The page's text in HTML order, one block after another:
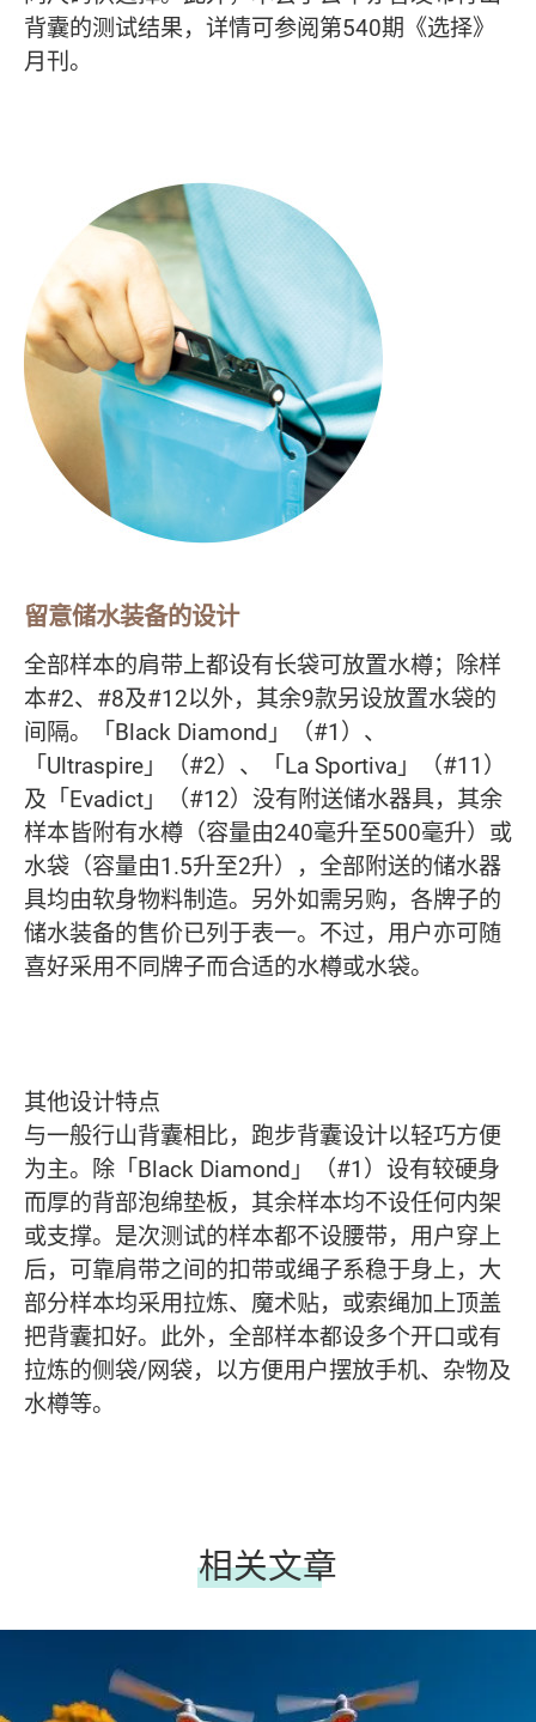
背囊的测试结果，详情可参阅第540期《选择》
月刊。
留意储水装备的设计
全部样本的肩带上都设有长袋可放置水樽；除样
本#2、#8及#12以外，其余9款另设放置水袋的
间隔。「Black Diamond」（#1）、
「Ultraspire」（#2）、「La Sportiva」（#11）
及「Evadict」（#12）没有附送储水器具，其余
样本皆附有水樽（容量由240毫升至500毫升）或
水袋（容量由1.5升至2升），全部附送的储水器
具均由软身物料制造。另外如需另购，各牌子的
储水装备的售价已列于表一。不过，用户亦可随
喜好采用不同牌子而合适的水樽或水袋。
其他设计特点
与一般行山背囊相比，跑步背囊设计以轻巧方便
为主。除「Black Diamond」（#1）设有较硬身
而厚的背部泡绵垫板，其余样本均不设任何内架
或支撑。是次测试的样本都不设腰带，用户穿上
后，可靠肩带之间的扣带或绳子系稳于身上，大
部分样本均采用拉炼、魔术贴，或索绳加上顶盖
把背囊扣好。此外，全部样本都设多个开口或有
拉炼的侧袋/网袋，以方便用户摆放手机、杂物及
水樽等。
相关文章